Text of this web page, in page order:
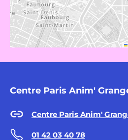
Centre Paris Anim'
Centre Paris Anim'
01 42 03 40 78